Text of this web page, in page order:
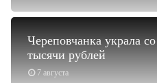
7 августа
Череповчанка украла
тысячи рублей